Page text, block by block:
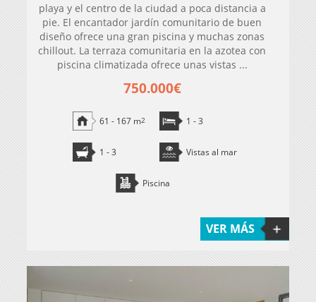
playa y el centro de la ciudad a poca distancia a
pie. El encantador jardín comunitario de buen
diseño ofrece una gran piscina y muchas zonas
chillout. La terraza comunitaria en la azotea con
piscina climatizada ofrece unas vistas ...
750.000€
61 - 167 m2 1 - 3
1 - 3 Vistas al mar
Piscina
VER MÁS